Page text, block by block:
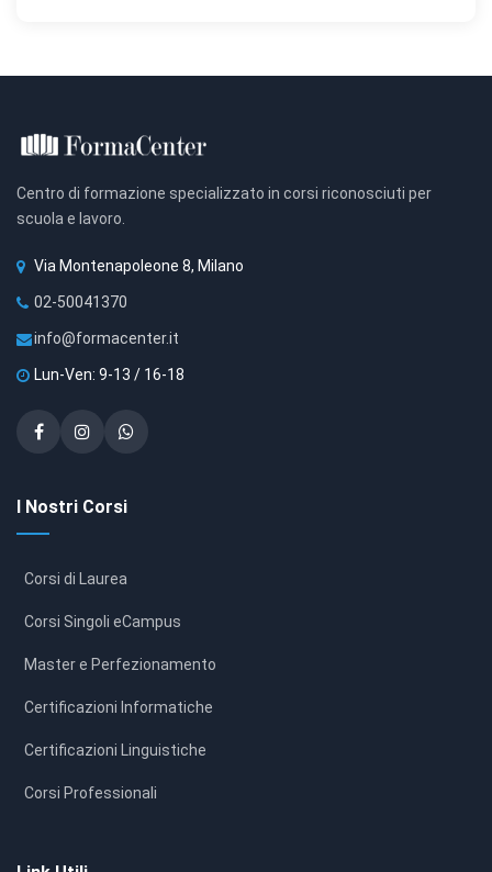
Centro di formazione specializzato in corsi riconosciuti per
scuola e lavoro.
Via Montenapoleone 8, Milano
02-50041370
info@formacenter.it
Lun-Ven: 9-13 / 16-18
I Nostri Corsi
Corsi di Laurea
Corsi Singoli eCampus
Master e Perfezionamento
Certificazioni Informatiche
Certificazioni Linguistiche
Corsi Professionali